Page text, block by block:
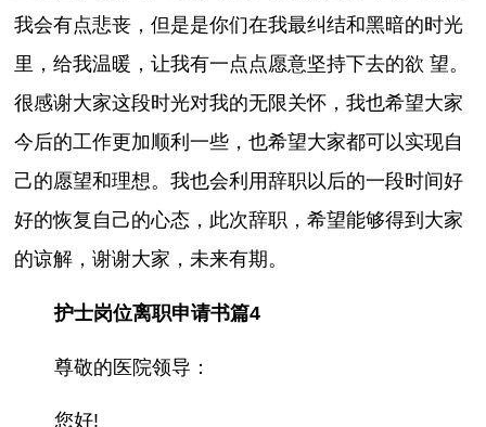
我会有点悲丧，但是是你们在我最纠结和黑暗的时光
里，给我温暖，让我有一点点愿意坚持下去的欲 望。
很感谢大家这段时光对我的无限关怀，我也希望大家
今后的工作更加顺利一些，也希望大家都可以实现自
己的愿望和理想。我也会利用辞职以后的一段时间好
好的恢复自己的心态，此次辞职，希望能够得到大家
的谅解，谢谢大家，未来有期。
护士岗位离职申请书篇4
尊敬的医院领导：
您好!